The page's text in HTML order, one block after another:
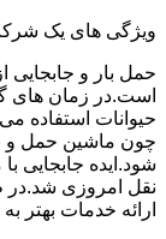
ویژگی های یک
حمل بار و جابجایی
است.در زمان های
حیوانات استفاده
چون ماشین حمل و
شود.ایده جابجایی
نقل امروزی شد.در
ارائه خدمات بهتر